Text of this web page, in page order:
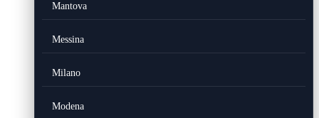
Mantova
Messina
Milano
Modena